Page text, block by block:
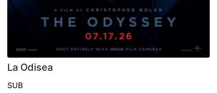
La Odisea
SUB